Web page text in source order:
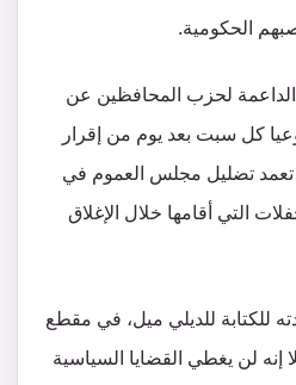
الحكومية.
لحزب المحافظين عن
كل سبت بعد يوم من إقرار
تعمد تضليل مجلس العموم في
التي أقامها خلال الإغلاق
للديلي ميل، في مقطع
إنه لن يغطي القضايا السياسية